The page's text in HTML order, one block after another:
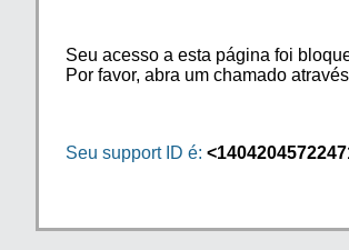
Seu acesso a esta página foi
Por favor, abra um chamado
Seu support ID é: